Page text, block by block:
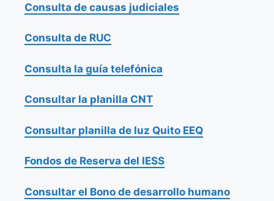
Consulta de causas judiciales
Consulta de RUC
Consulta la guía telefónica
Consultar la planilla CNT
Consultar planilla de luz Quito EEQ
Fondos de Reserva del IESS
Consultar el Bono de desarrollo humano